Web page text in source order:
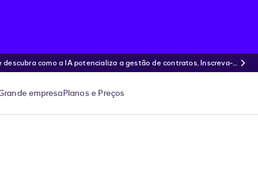
como a IA potencializa a gestão de contratos. Inscreva-s
empresaPlanos e Preços